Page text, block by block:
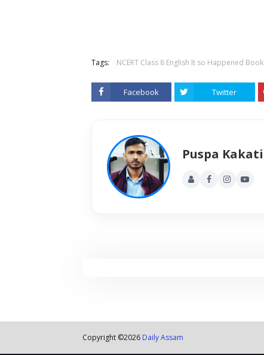
Tags: NCERT Class 8 English It so Happened Book
Facebook Twitter
Puspa Kakati
Copyright ©2026 Daily Assam